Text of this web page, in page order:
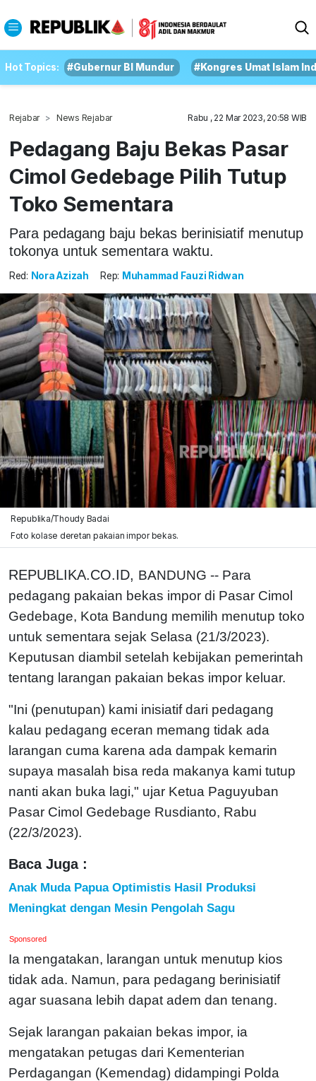
Hot Topics: #Gubernur BI Mundur #Kongres Umat Islam
Rejabar News Rejabar Rabu , 22 Mar 2023, 20:58 WIB
Pedagang Baju Bekas Pasar
Cimol Gedebage Pilih Tutup
Toko Sementara
Para pedagang baju bekas berinisiatif menutup
tokonya untuk sementara waktu.
Red: Nora Azizah Rep: Muhammad Fauzi Ridwan
Republika/Thoudy Badai
Foto kolase deretan pakaian impor bekas.
REPUBLIKA.CO.ID, BANDUNG -- Para
pedagang pakaian bekas impor di Pasar Cimol
Gedebage, Kota Bandung memilih menutup toko
untuk sementara sejak Selasa (21/3/2023).
Keputusan diambil setelah kebijakan pemerintah
tentang larangan pakaian bekas impor keluar.
"Ini (penutupan) kami inisiatif dari pedagang
kalau pedagang eceran memang tidak ada
larangan cuma karena ada dampak kemarin
supaya masalah bisa reda makanya kami tutup
nanti akan buka lagi," ujar Ketua Paguyuban
Pasar Cimol Gedebage Rusdianto, Rabu
(22/3/2023).
Baca Juga :
Anak Muda Papua Optimistis Hasil Produksi
Meningkat dengan Mesin Pengolah Sagu
Sponsored
Ia mengatakan, larangan untuk menutup kios
tidak ada. Namun, para pedagang berinisiatif
agar suasana lebih dapat adem dan tenang.
Sejak larangan pakaian bekas impor, ia
mengatakan petugas dari Kementerian
Perdagangan (Kemendag) didampingi Polda